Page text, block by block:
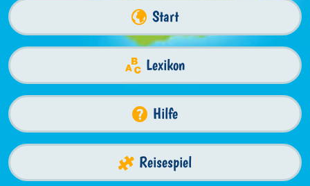
Start
Lexikon
Hilfe
Reisespiel